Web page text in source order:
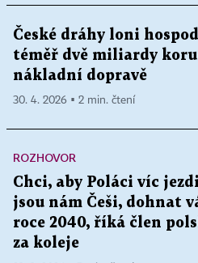
České dráhy loni
téměř dvě miliardy
nákladní dopravě
30. 4. 2026 ▪ 2 min. čtení
ROZHOVOR
Chci, aby Poláci víc
jsou nám Češi, dohnat
roce 2040, říká člen
za koleje